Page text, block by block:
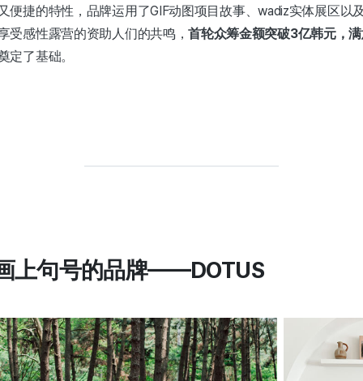
便捷的特性，品牌运用了GIF动图项目故事、wadiz实体展区以
受感性露营的资助人们的共鸣，首轮众筹金额突破3亿韩元，
定了基础。
上句号的品牌——DOTUS